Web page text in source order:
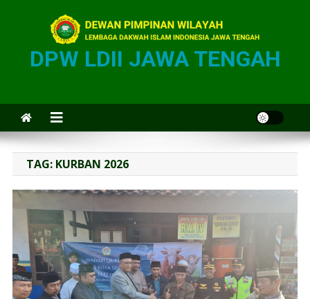
DPW LDII JAWA TENGAH
TAG: KURBAN 2026